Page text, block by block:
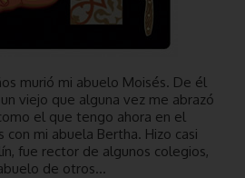
murió mi abuelo Moisés. De él
viejo que alguna vez me abrazó
el que tengo ahora en el
con mi abuela Bertha. Hizo casi
fue rector de algunos colegios,
de otros...